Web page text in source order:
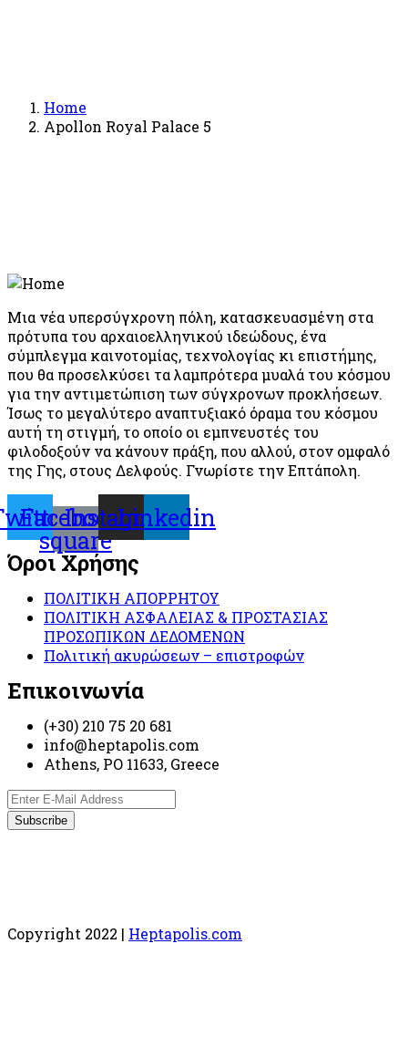
Home
Apollon Royal Palace 5
Μια νέα υπερσύγχρονη πόλη, κατασκευασμένη στα
πρότυπα του αρχαιοελληνικού ιδεώδους, ένα
σύμπλεγμα καινοτομίας, τεχνολογίας κι επιστήμης,
που θα προσελκύσει τα λαμπρότερα μυαλά του κόσμου
για την αντιμετώπιση των σύγχρονων προκλήσεων.
Ίσως το μεγαλύτερο αναπτυξιακό όραμα του κόσμου
αυτή τη στιγμή, το οποίο οι εμπνευστές του
φιλοδοξούν να κάνουν πράξη, που αλλού, στον ομφαλό
της Γης, στους Δελφούς. Γνωρίστε την Επτάπολη.
Facebook-
square
Instagram
Linkedin
Όροι Χρήσης
ΠΟΛΙΤΙΚΗ ΑΠΟΡΡΗΤΟΥ
ΠΟΛΙΤΙΚΗ ΑΣΦΑΛΕΙΑΣ & ΠΡΟΣΤΑΣΙΑΣ
ΠΡΟΣΩΠΙΚΩΝ ΔΕΔΟΜΕΝΩΝ
Πολιτική ακυρώσεων – επιστροφών
Επικοινωνία
(+30) 210 75 20 681
info@heptapolis.com
Athens, PO 11633, Greece
Copyright 2022 | Heptapolis.com